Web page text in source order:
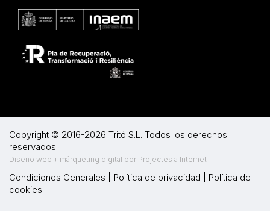
Copyright © 2016-2026 Tritó S.L. Todos los derechos
reservados
Diseño web + márqueting digital por Projectes a Internet
Condiciones Generales Política de privacidad
Política de
cookies